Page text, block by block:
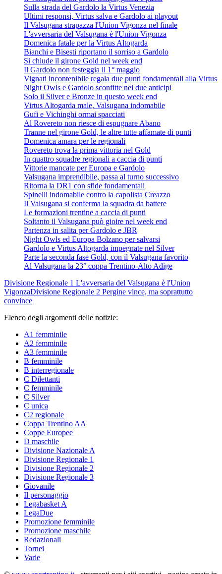
Sulla strada del Gardolo la Virtus Venezia
Ultimi responsi, Virtus salva e Gardolo ai playout
Il Valsugana strapazza l'Union Vigonza nel finale
L'avversaria del Valsugana è l'Union Vigonza
Domenica fatale per la Virtus Altogarda
Bianchi e Bisesti riportano il sorriso a Gardolo
Si chiude il girone Gold nel week end
Il Gardolo non festeggia il 1° maggio
Vignati incontenibile regala due punti fondamentali alla Virtus
Night Owls e Gardolo sconfitte nei due anticipi
Solo il Silver e Bronze in questo week end
Virtus Altogarda male, Valsugana indomabile
Gufi e Vichinghi ormai spacciati
Al Rovereto non riesce di espugnare Abano
Tranne nel girone Gold, le altre tutte affamate di punti
Domenica amara per le regionali
Rovereto trova la prima vittoria nel Gold
In quattro squadre regionali a caccia di punti
Vittorie mancate per Europa e Gardolo
Valsugana imprendibile, passa al turno successivo
Ritorna la DR1 con sfide fondamentali
Spinelli indomabile contro la capolista Creazzo
Il Valsugana si conferma la squadra da battere
Le formazioni trentine a caccia di punti
Soltanto il Valsugana può gioire nel week end
Partenza in salita per Gardolo e JBR
Night Owls ed Europa Bolzano per salvarsi
Gardolo e Virtus Altogarda impegnate nel Silver
Parte la seconda fase Gold, con il Valsugana favorito
Al Valsugana la 23° coppa Trentino-Alto Adige
Divisione Regionale 1 L'avversaria del Valsugana è l'Union
VigonzaDivisione Regionale 2 Pergine vince, ma soprattutto
convince
Elenco degli argomenti delle notizie:
A1 femminile
A2 femminile
A3 femminile
B femminile
B interregionale
C Dilettanti
C femminile
C Silver
C unica
C2 regionale
Coppa Trentino AA
Coppe Europee
D maschile
Divisione Nazionale A
Divisione Regionale 1
Divisione Regionale 2
Divisione Regionale 3
Giovanile
Il personaggio
Legabasket A
LegaDue
Promozione femminile
Promozione maschile
Redazionali
Tornei
Varie